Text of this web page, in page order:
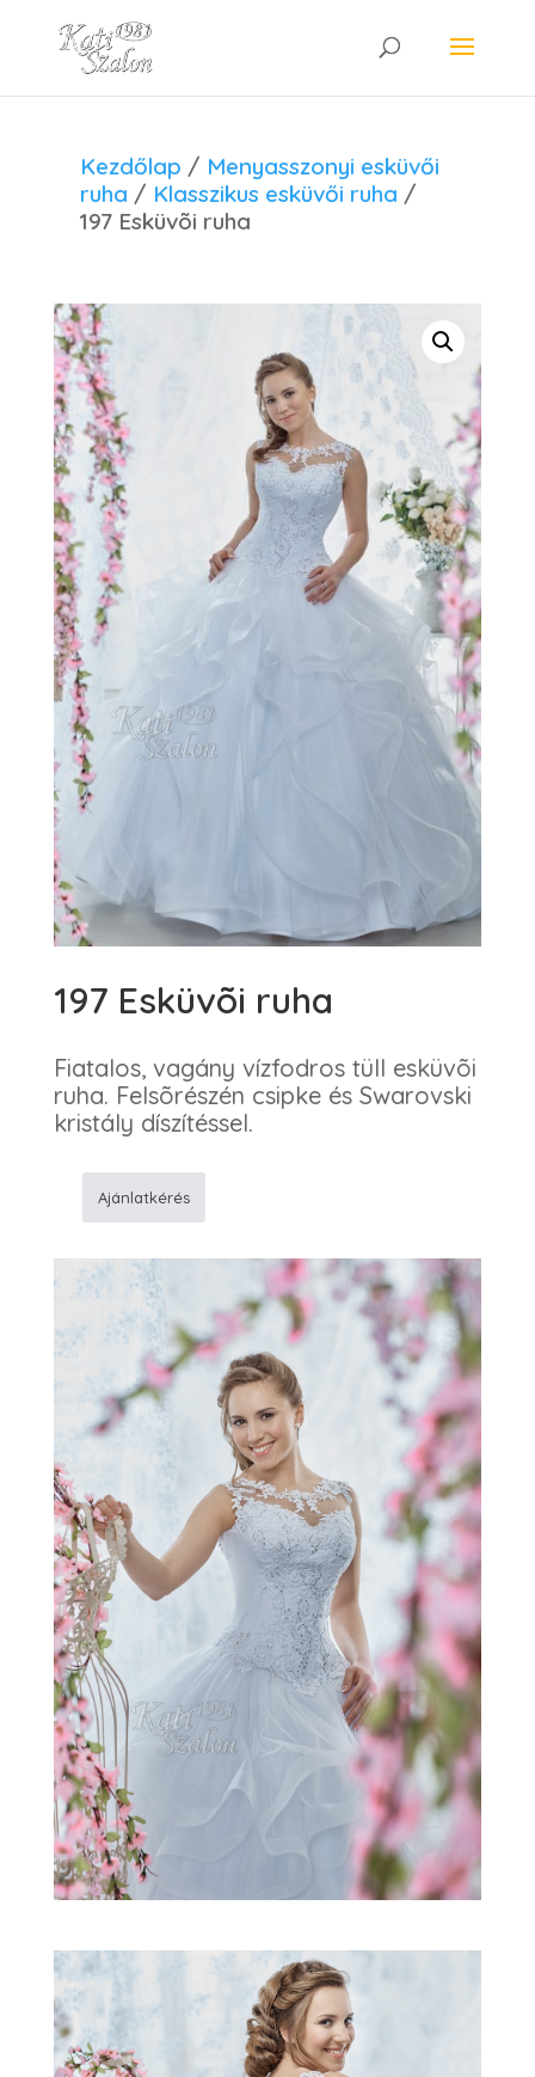
Kezdőlap / Menyasszonyi esküvői
ruha / Klasszikus esküvői ruha /
197 Esküvõi ruha
197 Esküvõi ruha
Fiatalos, vagány vízfodros tüll esküvõi
ruha. Felsõrészén csipke és Swarovski
kristály díszítéssel.
ruha
mennyiség
Ajánlatkérés